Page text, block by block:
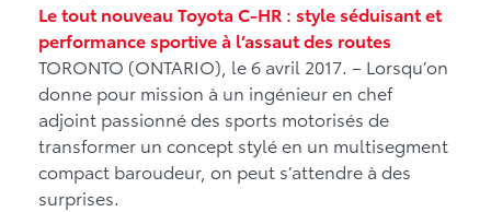
Le tout nouveau Toyota C-HR : style séduisant et
performance sportive à l’assaut des routes
TORONTO (ONTARIO), le 6 avril 2017. – Lorsqu’on
donne pour mission à un ingénieur en chef
adjoint passionné des sports motorisés de
transformer un concept stylé en un multisegment
compact baroudeur, on peut s’attendre à des
surprises.